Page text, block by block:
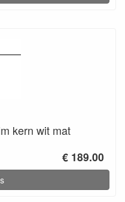
kern wit mat
€ 189.00